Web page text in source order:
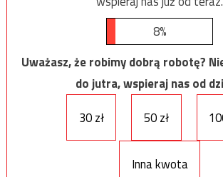
8%
Uważasz, że robimy dobrą robotę?
do jutra, wspieraj nas od
30 zł
50 zł
Inna kwota